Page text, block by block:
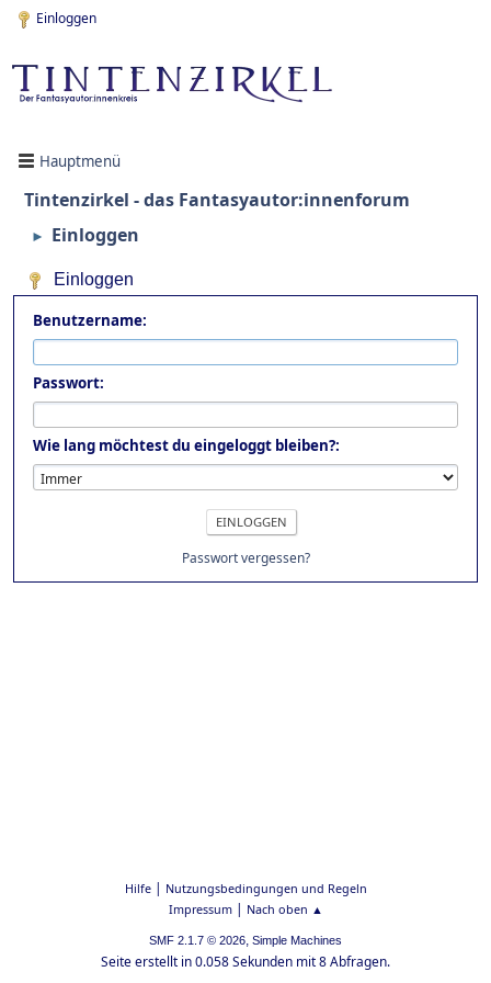
Einloggen
Hauptmenü
Tintenzirkel - das Fantasyautor:innenforum
► Einloggen
Einloggen
Benutzername:
Passwort:
Wie lang möchtest du eingeloggt bleiben?:
Passwort vergessen?
Hilfe| Nutzungsbedingungen und Regeln
Impressum| Nach oben ▲
SMF 2.1.7 © 2026, Simple Machines
Seite erstellt in 0.058 Sekunden mit 8 Abfragen.